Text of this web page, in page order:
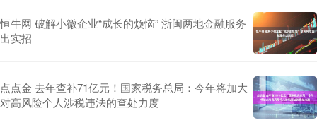
恒牛网 破解小微企业“成长的烦恼” 浙闽两地金融服务
出实招
点点金 去年查补71亿元！国家税务总局：今年将加大
对高风险个人涉税违法的查处力度